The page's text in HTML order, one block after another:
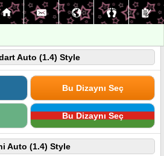
Auto (1.4) Style
Bu Dizaynı Seç
Bu Dizaynı Seç
Auto (1.4) Style